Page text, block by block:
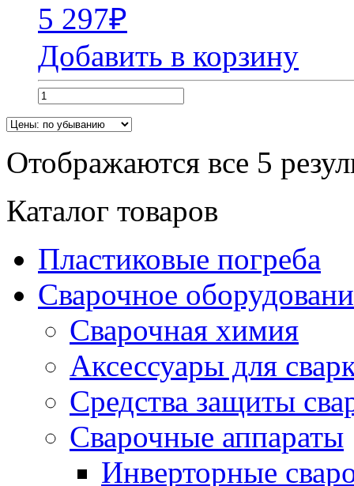
5 297₽
Добавить в корзину
Отображаются все 5
Каталог товаров
Пластиковые погреба
Сварочное
Сварочная химия
Аксессуары для
Средства защиты
Сварочные аппараты
Инверторные